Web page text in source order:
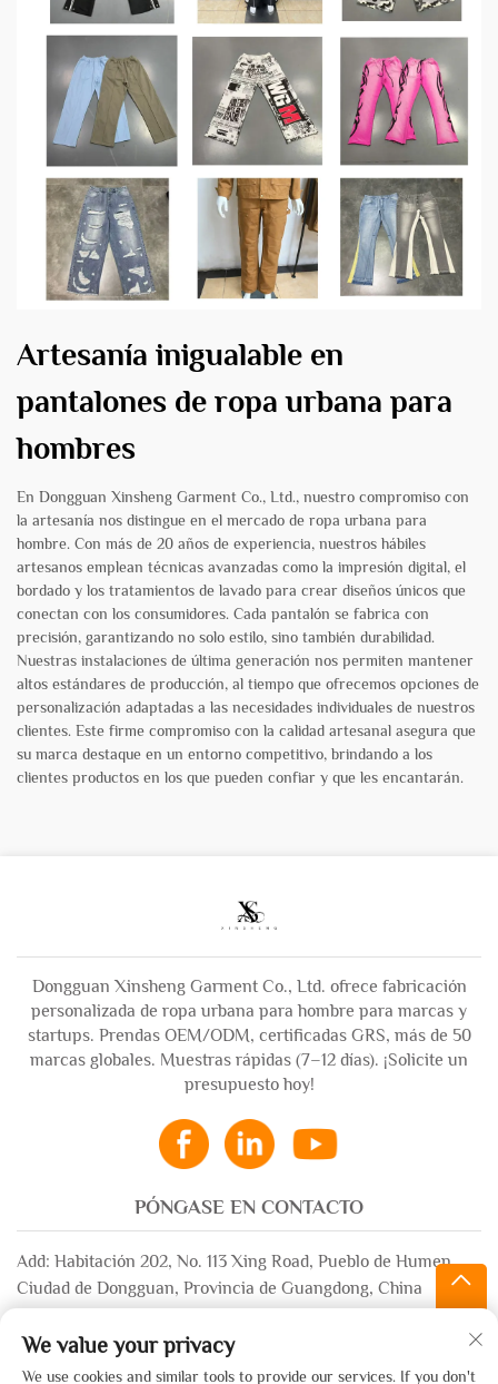
Artesanía inigualable en
pantalones de ropa urbana para
hombres
En Dongguan Xinsheng Garment Co., Ltd., nuestro compromiso con
la artesanía nos distingue en el mercado de ropa urbana para
hombre. Con más de 20 años de experiencia, nuestros hábiles
artesanos emplean técnicas avanzadas como la impresión digital, el
bordado y los tratamientos de lavado para crear diseños únicos que
conectan con los consumidores. Cada pantalón se fabrica con
precisión, garantizando no solo estilo, sino también durabilidad.
Nuestras instalaciones de última generación nos permiten mantener
altos estándares de producción, al tiempo que ofrecemos opciones de
personalización adaptadas a las necesidades individuales de nuestros
clientes. Este firme compromiso con la calidad artesanal asegura que
su marca destaque en un entorno competitivo, brindando a los
clientes productos en los que pueden confiar y que les encantarán.
Dongguan Xinsheng Garment Co., Ltd. ofrece fabricación
personalizada de ropa urbana para hombre para marcas y
startups. Prendas OEM/ODM, certificadas GRS, más de 50
marcas globales. Muestras rápidas (7–12 días). ¡Solicite un
presupuesto hoy!
PÓNGASE EN CONTACTO
Add: Habitación 202, No. 113 Xing Road, Pueblo de Humen,
Ciudad de Dongguan, Provincia de Guangdong, China
+86-13532483058
We value your privacy
We use cookies and similar tools to provide our services. If you don't